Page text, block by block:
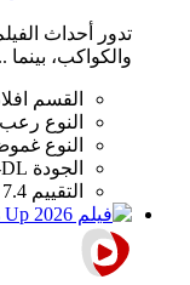
تدور أحداث
والكواكب، بينما
القسم
النوع رعب
النوع
الجودة
التقييم 7.4 / 10